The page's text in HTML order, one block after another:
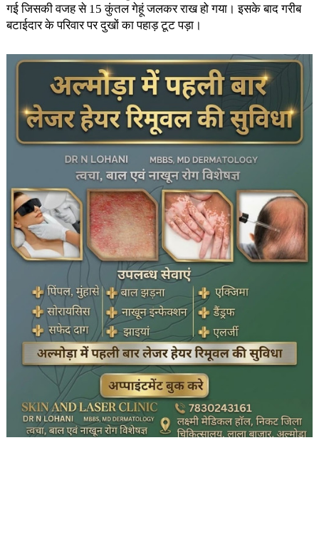
गई जिसकी वजह से 15 कुंतल गेहूं जलकर राख हो गया। इसके बाद गरीब
बटाईदार के परिवार पर दुखों का पहाड़ टूट पड़ा।